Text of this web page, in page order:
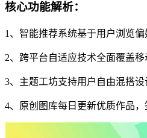
核心功能解析：
1、智能推荐系统基于用户浏览
2、跨平台自适应技术全面覆盖
3、主题工坊支持用户自由混搭
4、原创图库每日更新优质作品